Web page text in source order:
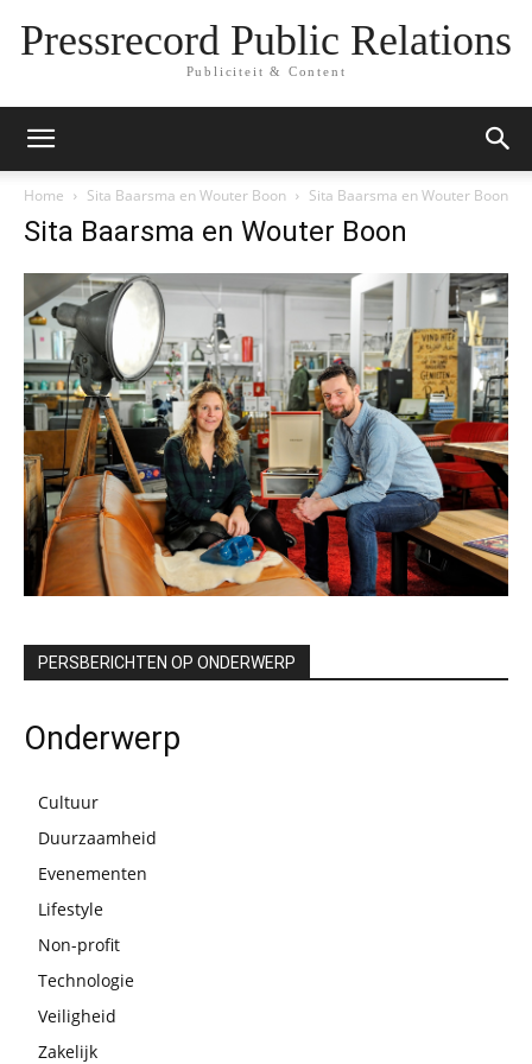
Pressrecord Public Relations
Publiciteit & Content
Home Sita Baarsma en Wouter Boon Sita Baarsma en Wouter Boon
Sita Baarsma en Wouter Boon
PERSBERICHTEN OP ONDERWERP
Onderwerp
Cultuur
Duurzaamheid
Evenementen
Lifestyle
Non-profit
Technologie
Veiligheid
Zakelijk